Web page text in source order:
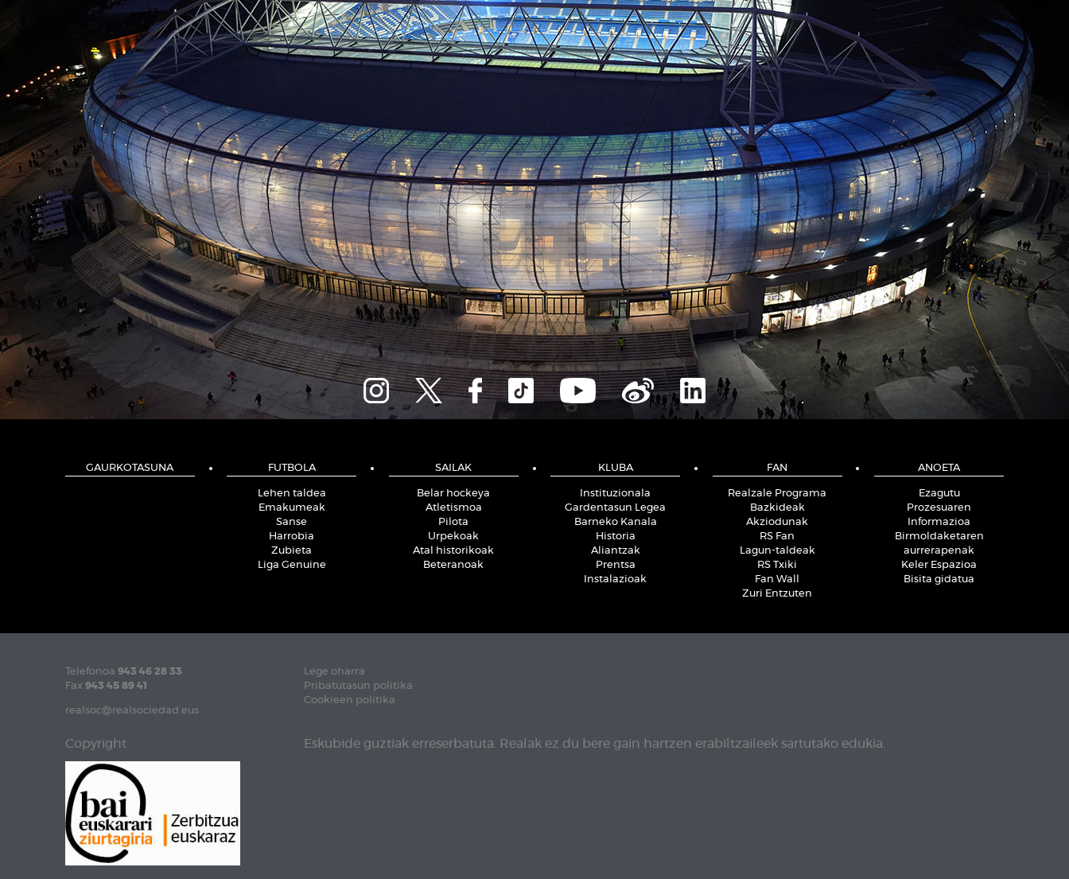
GAURKOTASUNA FUTBOLA
Lehen taldea
Emakumeak
Sanse
Harrobia
Zubieta
Liga Genuine
SAILAK
Belar hockeya
Atletismoa
Pilota
Urpekoak
Atal historikoak
Beteranoak
KLUBA
Instituzionala
Gardentasun Legea
Barneko Kanala
Historia
Aliantzak
Prentsa
Instalazioak
FAN
Realzale Programa
Bazkideak
Akziodunak
RS Fan
Lagun-taldeak
RS Txiki
Fan Wall
Zuri Entzuten
ANOETA
Ezagutu
Prozesuaren
Informazioa
Birmoldaketaren
aurrerapenak
Keler Espazioa
Bisita gidatua
Telefonoa 943 46 28 33
Fax 943 45 89 41
realsoc@realsociedad.eus
Lege oharra
Pribatutasun politika
Cookieen politika
Copyright Eskubide guztiak erreserbatuta. Realak ez du bere gain hartzen erabiltzaileek sartutako edukia.